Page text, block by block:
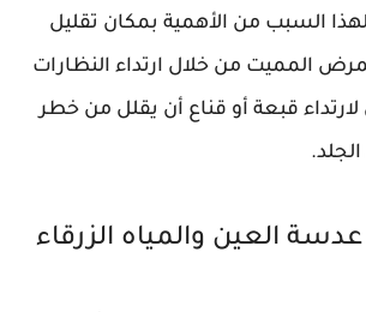
السبب من الأهمية بمكان تقليل
المميت من خلال ارتداء النظارات
قبعة أو قناع أن يقلل من خطر